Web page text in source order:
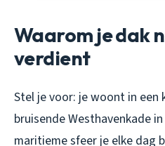
Waarom je dak
verdient
Stel je voor: je woont in een
bruisende Westhavenkade
maritieme sfeer je elke dag